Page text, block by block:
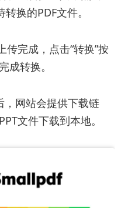
换的PDF文件。
完成，点击“转换”按
成转换。
，网站会提供下载链
文件下载到本地。